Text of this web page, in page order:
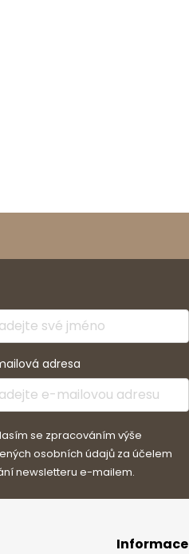
adresa
se zpracováním výše
osobních údajů za účelem
newsletteru e-mailem.
Informace